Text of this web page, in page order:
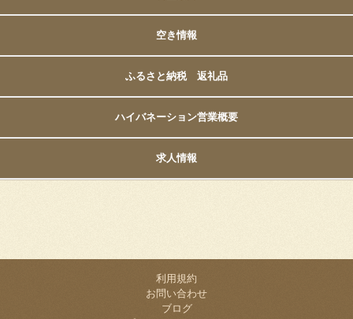
空き情報
ふるさと納税 返礼品
ハイバネーション営業概要
求人情報
利用規約
お問い合わせ
ブログ